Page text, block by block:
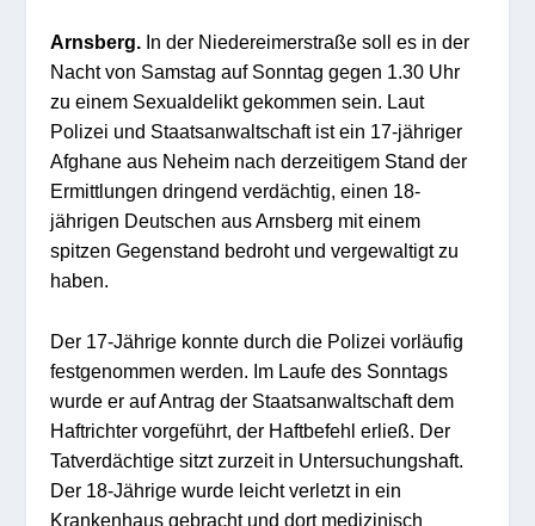
Arnsberg. In der Niedereimerstraße soll es in der
Nacht von Samstag auf Sonntag gegen 1.30 Uhr
zu einem Sexualdelikt gekommen sein. Laut
Polizei und Staatsanwaltschaft ist ein 17-jähriger
Afghane aus Neheim nach derzeitigem Stand der
Ermittlungen dringend verdächtig, einen 18-
jährigen Deutschen aus Arnsberg mit einem
spitzen Gegenstand bedroht und vergewaltigt zu
haben.
Der 17-Jährige konnte durch die Polizei vorläufig
festgenommen werden. Im Laufe des Sonntags
wurde er auf Antrag der Staatsanwaltschaft dem
Haftrichter vorgeführt, der Haftbefehl erließ. Der
Tatverdächtige sitzt zurzeit in Untersuchungshaft.
Der 18-Jährige wurde leicht verletzt in ein
Krankenhaus gebracht und dort medizinisch